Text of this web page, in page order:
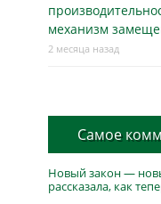
механизм
2 месяца назад
Самое
Новый закон —
рассказала, как